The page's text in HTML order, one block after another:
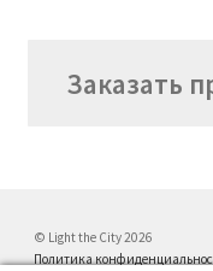
Заказать
© Light the City 2026
Политика